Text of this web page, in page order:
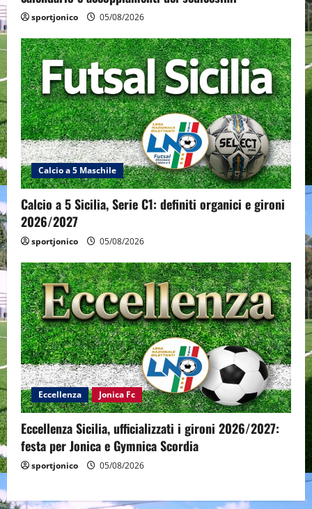
sportjonico 05/08/2026
Calcio a 5 Maschile
Calcio a 5 Sicilia, Serie C1: definiti organici e gironi
2026/2027
sportjonico 05/08/2026
Eccellenza Jonica Fc
Eccellenza Sicilia, ufficializzati i gironi 2026/2027:
festa per Jonica e Gymnica Scordia
sportjonico 05/08/2026